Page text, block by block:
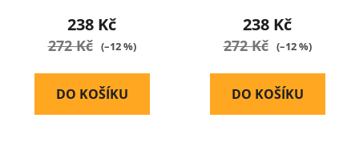
238 Kč
272 Kč (–12 %)
DO KOŠÍKU
238 Kč
272 Kč (–12 %)
DO KOŠÍKU